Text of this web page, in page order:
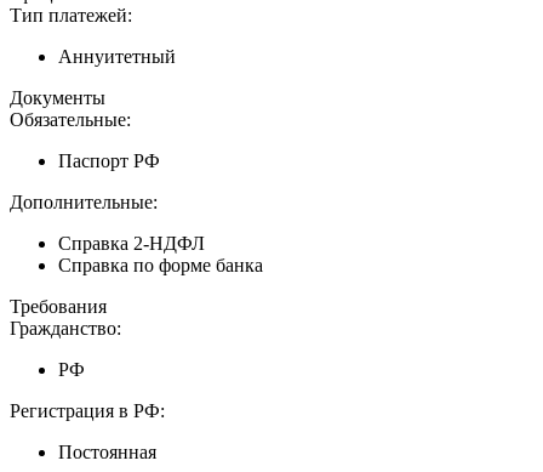
Тип платежей:
Аннуитетный
Документы
Обязательные:
Паспорт РФ
Дополнительные:
Справка 2-НДФЛ
Справка по форме банка
Требования
Гражданство:
РФ
Регистрация в РФ:
Постоянная